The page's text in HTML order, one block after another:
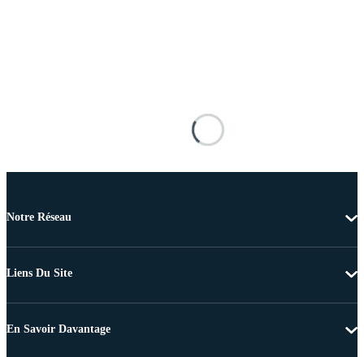
Notre Réseau
Liens Du Site
En Savoir Davantage